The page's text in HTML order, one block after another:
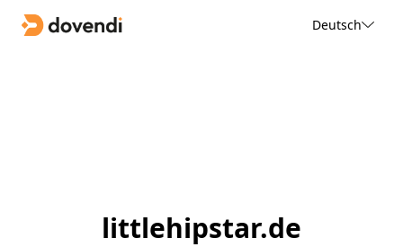
Deutsch
littlehipstar.de